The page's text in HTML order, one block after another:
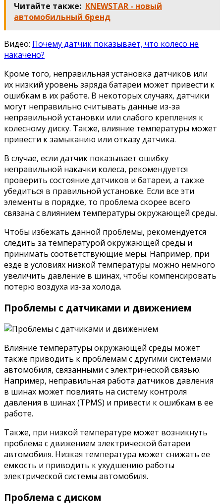
Читайте также: KNEWSTAR - новый
автомобильный бренд
Видео: Почему датчик показывает, что колесо не
накачено?
Кроме того, неправильная установка датчиков или
их низкий уровень заряда батареи может привести к
ошибкам в их работе. В некоторых случаях, датчики
могут неправильно считывать данные из-за
неправильной установки или слабого крепления к
колесному диску. Также, влияние температуры может
привести к замыканию или отказу датчика.
В случае, если датчик показывает ошибку
неправильной накачки колеса, рекомендуется
проверить состояние датчиков и батареи, а также
убедиться в правильной установке. Если все эти
элементы в порядке, то проблема скорее всего
связана с влиянием температуры окружающей среды.
Чтобы избежать данной проблемы, рекомендуется
следить за температурой окружающей среды и
принимать соответствующие меры. Например, при
езде в условиях низкой температуры можно немного
увеличить давление в шинах, чтобы компенсировать
потерю воздуха из-за холода.
Проблемы с датчиками и движением
Влияние температуры окружающей среды может
также приводить к проблемам с другими системами
автомобиля, связанными с электрической связью.
Например, неправильная работа датчиков давления
в шинах может повлиять на систему контроля
давления в шинах (TPMS) и привести к ошибкам в ее
работе.
Также, при низкой температуре может возникнуть
проблема с движением электрической батареи
автомобиля. Низкая температура может снижать ее
емкость и приводить к ухудшению работы
электрической системы автомобиля.
Проблема с диском